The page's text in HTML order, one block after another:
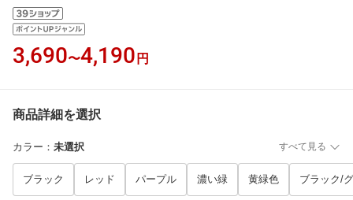
3,690〜4,190 円
商品詳細を選択
カラー ： 未選択 すべて見る
ブラック レッド パープル 濃い緑 黄緑色 ブラック/